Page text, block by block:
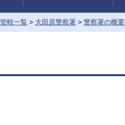
轄一覧 > 大田原警察署 > 警察署の概要